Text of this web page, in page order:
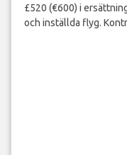
£520 (€600) i
och inställda flyg.